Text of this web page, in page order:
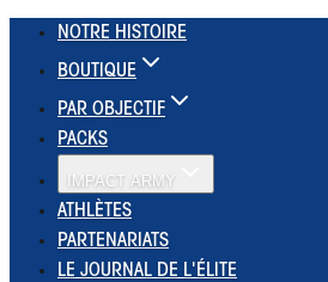
NOTRE HISTOIRE
BOUTIQUE
PAR OBJECTIF
PACKS
IMPACT ARMY
ATHLÈTES
PARTENARIATS
LE JOURNAL DE L'ÉLITE